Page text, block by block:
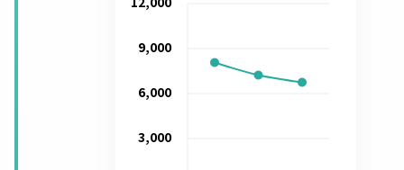
3,000
6,000
9,000